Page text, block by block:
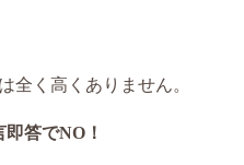
全く高くありません。
即答でNO！